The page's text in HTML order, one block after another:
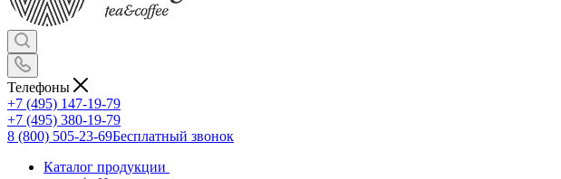
Телефоны
+7 (495) 147-19-79
+7 (495) 380-19-79
8 (800) 505-23-69Бесплатный звонок
Каталог продукции